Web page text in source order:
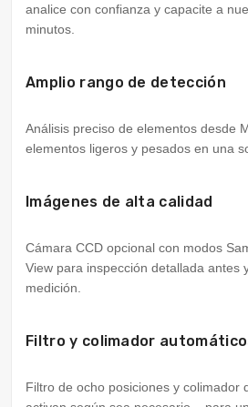
analice con confianza y capacite a
minutos.
Amplio rango de detección
Análisis preciso de elementos desde
elementos ligeros y pesados en una
Imágenes de alta calidad
Cámara CCD opcional con modos
View para inspección detallada antes
medición.
Filtro y colimador
Filtro de ocho posiciones y colimador